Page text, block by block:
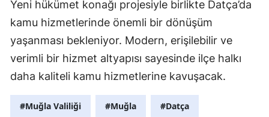
Yeni hükümet konağı projesiyle birlikte Datça’da
kamu hizmetlerinde önemli bir dönüşüm
yaşanması bekleniyor. Modern, erişilebilir ve
verimli bir hizmet altyapısı sayesinde ilçe halkı
daha kaliteli kamu hizmetlerine kavuşacak.
#Muğla Valiliği #Muğla #Datça